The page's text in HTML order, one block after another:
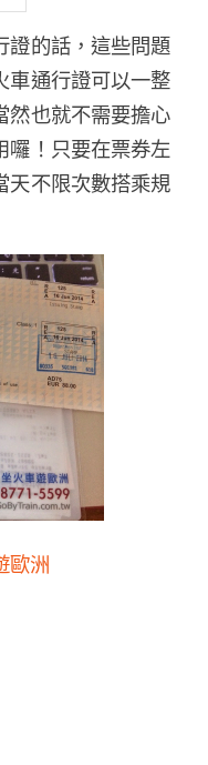
證的話，這些問題
車通行證可以一整
然也就不需要擔心
囉！只要在票券左
天不限次數搭乘規
歐洲